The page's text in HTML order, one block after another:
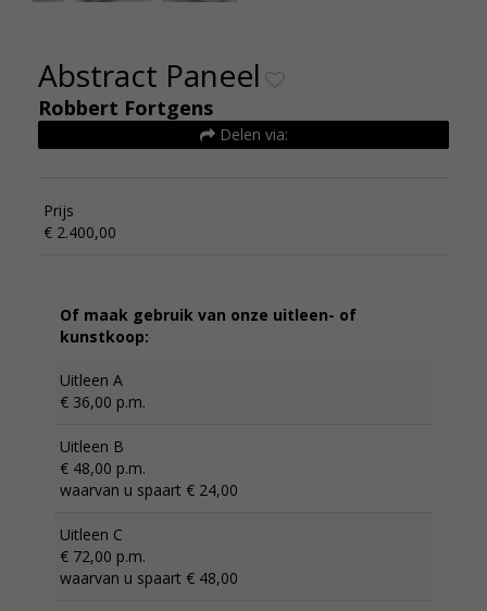
Abstract Paneel
Robbert Fortgens
Delen via:
Prijs
€ 2.400,00
Of maak gebruik van onze uitleen- of
kunstkoop:
Uitleen A
€ 36,00 p.m.
Uitleen B
€ 48,00 p.m.
waarvan u spaart € 24,00
Uitleen C
€ 72,00 p.m.
waarvan u spaart € 48,00